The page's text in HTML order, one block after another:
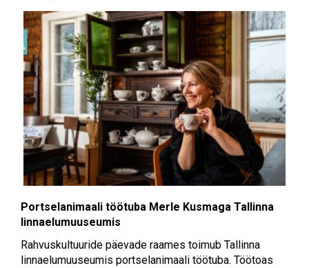
Portselanimaali töötuba Merle Kusmaga Tallinna
linnaelumuuseumis
Rahvuskultuuride päevade raames toimub Tallinna
linnaelumuuseumis portselanimaali töötuba. Töötoas